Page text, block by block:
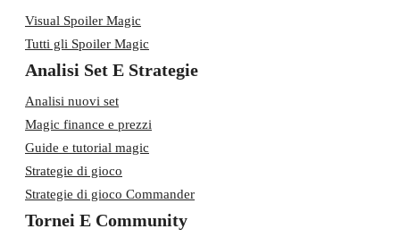
Visual Spoiler Magic
Tutti gli Spoiler Magic
Analisi Set E Strategie
Analisi nuovi set
Magic finance e prezzi
Guide e tutorial magic
Strategie di gioco
Strategie di gioco Commander
Tornei E Community